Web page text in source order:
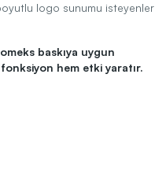
logo sunumu isteyenler
baskıya uygun
hem etki yaratır.